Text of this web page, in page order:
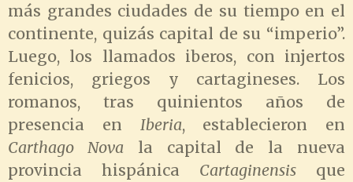
más grandes ciudades de su tiempo en el
continente, quizás capital de su “imperio”.
Luego, los llamados iberos, con injertos
fenicios, griegos y cartagineses. Los
romanos, tras quinientos años de
presencia en Iberia, establecieron en
Carthago Nova la capital de la nueva
provincia hispánica Cartaginensis que